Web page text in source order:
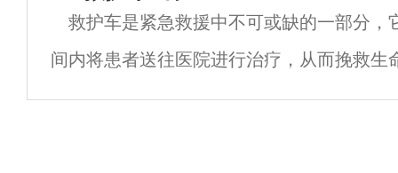
定救护车转运病人收费标准时，需要考虑多
救护车是紧急救援中不可或缺的一部分，
间内将患者送往医院进行治疗，从而挽救生
些地区，救护车的数量有限，导致很多患者